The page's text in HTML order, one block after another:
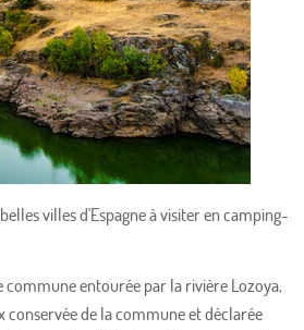
villes d'Espagne à visiter en camping-
entourée par la rivière Lozoya,
conservée de la commune et déclarée